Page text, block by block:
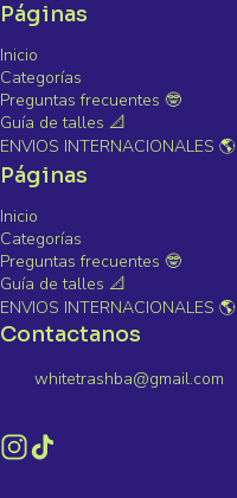
Páginas
Inicio
Categorías
Preguntas frecuentes 🤓
Guía de talles 📐
ENVIOS INTERNACIONALES 🌎
Páginas
Inicio
Categorías
Preguntas frecuentes 🤓
Guía de talles 📐
ENVIOS INTERNACIONALES 🌎
Contactanos
whitetrashba@gmail.com